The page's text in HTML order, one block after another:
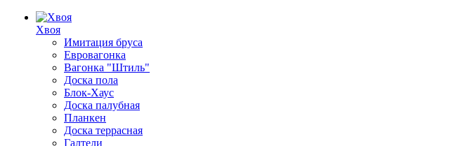
Хвоя
Имитация бруса
Евровагонка
Вагонка "Штиль"
Доска пола
Блок-Хаус
Доска палубная
Планкен
Доска террасная
Галтели